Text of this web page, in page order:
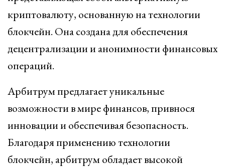
криптовалюту, основанную на технологии
блокчейн. Она создана для обеспечения
децентрализации и анонимности финансовых
операций.
Арбитрум предлагает уникальные
возможности в мире финансов, привнося
инновации и обеспечивая безопасность.
Благодаря применению технологии
блокчейн, арбитрум обладает высокой